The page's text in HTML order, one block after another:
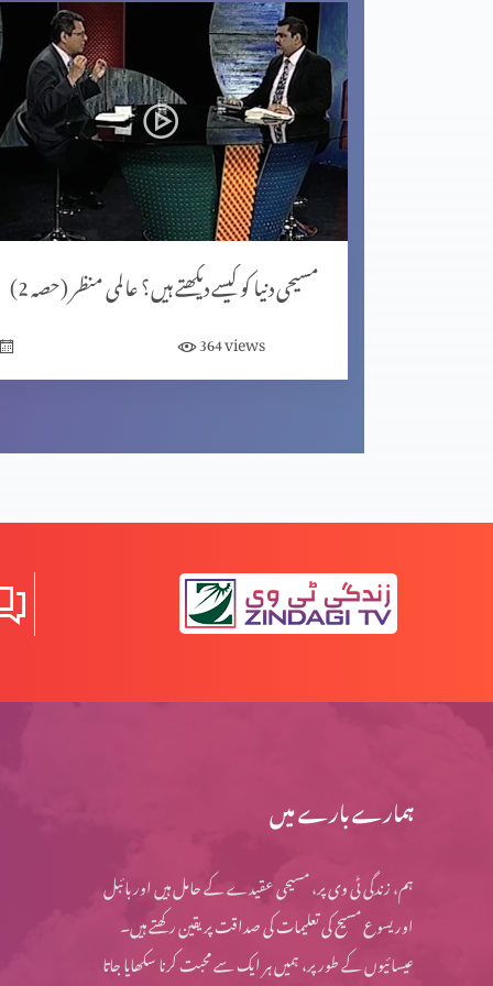
مسیحی دنیا کو کیسے دیکھتے ہیں؟ عالمی منظر (حصہ 2)
364views
ہمارے بارے میں
ہم، زندگی ٹی وی پر، مسیحی عقیدے کے حامل ہیں اور بائبل
اور یسوع مسیح کی تعلیمات کی صداقت پر یقین رکھتے ہیں۔
عیسائیوں کے طور پر، ہمیں ہر ایک سے محبت کرنا سکھایا جاتا